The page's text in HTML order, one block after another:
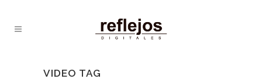
VIDEO TAG